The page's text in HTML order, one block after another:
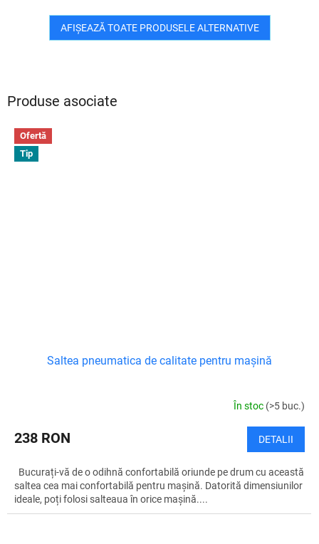
Produse asociate
Ofertă
Tip
Saltea pneumatica de calitate pentru mașină
În stoc (>5 buc.)
238 RON DETALII
Bucurați-vă de o odihnă confortabilă oriunde pe drum cu această
saltea cea mai confortabilă pentru mașină. Datorită dimensiunilor
ideale, poți folosi salteaua în orice mașină....
AFIŞEAZĂ TOATE PRODUSELE ALTERNATIVE